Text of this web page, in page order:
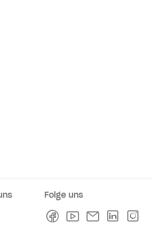
und Verkaufsstellen
Folge uns
FacebookYoutubeNewsletterLinkedln